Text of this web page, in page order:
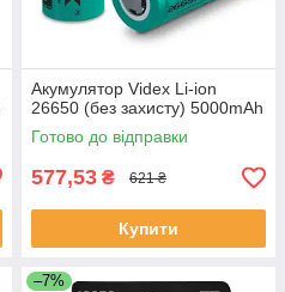
Акумулятор Videx Li-ion
26650 (без захисту) 5000mAh
Готово до відправки
577,53 ₴ 621 ₴
Купити
–7%